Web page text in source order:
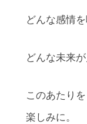
どんな感情を
どんな未来が
このあたり
楽しみに。